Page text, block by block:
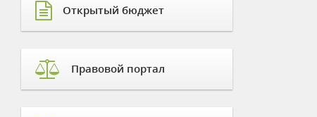
Открытый бюджет
Правовой портал